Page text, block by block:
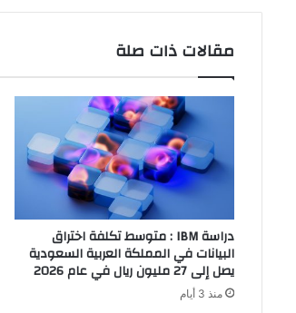
مقالات ذات صلة
دراسة IBM : متوسط تكلفة اختراق
البيانات في المملكة العربية السعودية
يصل إلى 27 مليون ريال في عام 2026
منذ 3 أيام